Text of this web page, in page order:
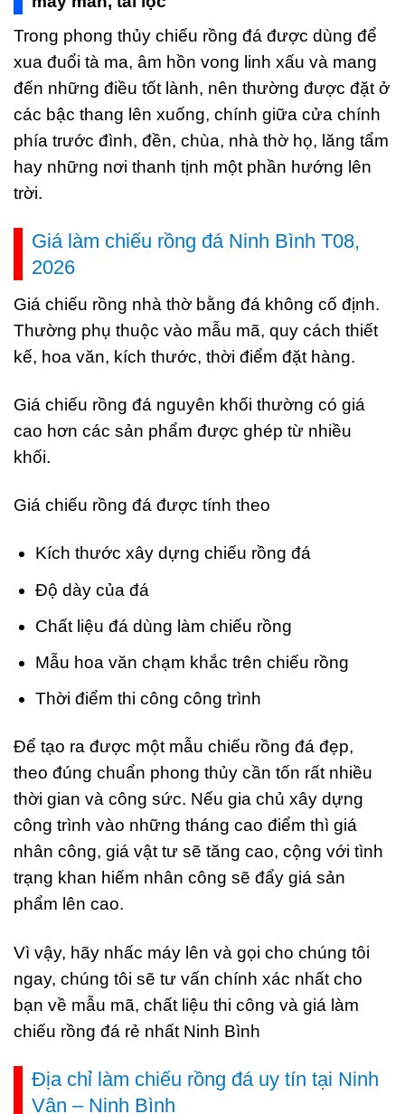
Trong phong thủy chiếu rồng đá được dùng để
xua đuổi tà ma, âm hồn vong linh xấu và mang
đến những điều tốt lành, nên thường được đặt ở
các bậc thang lên xuống, chính giữa cửa chính
phía trước đình, đền, chùa, nhà thờ họ, lăng tẩm
hay những nơi thanh tịnh một phần hướng lên
trời.
Giá làm chiếu rồng đá Ninh Bình T08,
2026
Giá chiếu rồng nhà thờ bằng đá không cố định.
Thường phụ thuộc vào mẫu mã, quy cách thiết
kế, hoa văn, kích thước, thời điểm đặt hàng.
Giá chiếu rồng đá nguyên khối thường có giá
cao hơn các sản phẩm được ghép từ nhiều
khối.
Giá chiếu rồng đá được tính theo
Kích thước xây dựng chiếu rồng đá
Độ dày của đá
Chất liệu đá dùng làm chiếu rồng
Mẫu hoa văn chạm khắc trên chiếu rồng
Thời điểm thi công công trình
Để tạo ra được một mẫu chiếu rồng đá đẹp,
theo đúng chuẩn phong thủy cần tốn rất nhiều
thời gian và công sức. Nếu gia chủ xây dựng
công trình vào những tháng cao điểm thì giá
nhân công, giá vật tư sẽ tăng cao, cộng với tình
trạng khan hiếm nhân công sẽ đẩy giá sản
phẩm lên cao.
Vì vậy, hãy nhấc máy lên và gọi cho chúng tôi
ngay, chúng tôi sẽ tư vấn chính xác nhất cho
bạn về mẫu mã, chất liệu thi công và giá làm
chiếu rồng đá rẻ nhất Ninh Bình
Địa chỉ làm chiếu rồng đá uy tín tại Ninh
Vân – Ninh Bình